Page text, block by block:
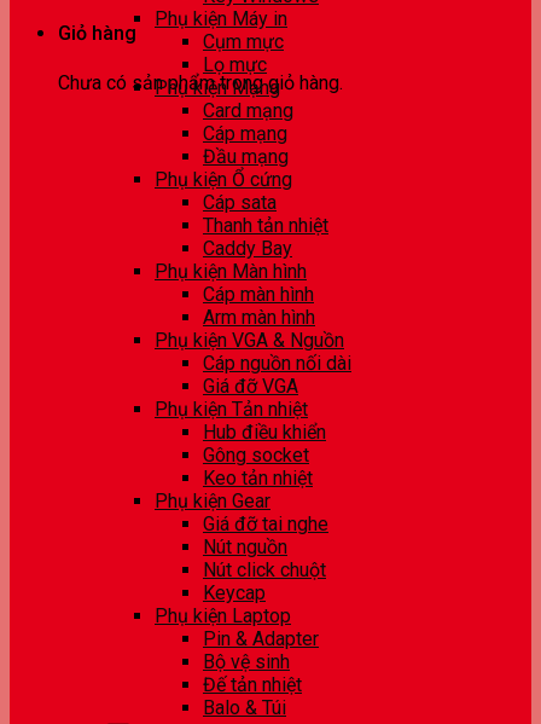
Giỏ hàng
Chưa có sản phẩm trong giỏ hàng.
Phụ kiện Máy in
Cụm mực
Lọ mực
Phụ kiện Mạng
Card mạng
Cáp mạng
Đầu mạng
Phụ kiện Ổ cứng
Cáp sata
Thanh tản nhiệt
Caddy Bay
Phụ kiện Màn hình
Cáp màn hình
Arm màn hình
Phụ kiện VGA & Nguồn
Cáp nguồn nối dài
Giá đỡ VGA
Phụ kiện Tản nhiệt
Hub điều khiển
Gông socket
Keo tản nhiệt
Phụ kiện Gear
Giá đỡ tai nghe
Nút nguồn
Nút click chuột
Keycap
Phụ kiện Laptop
Pin & Adapter
Bộ vệ sinh
Đế tản nhiệt
Balo & Túi